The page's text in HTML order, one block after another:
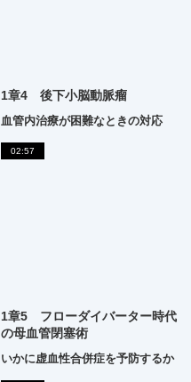
1章4 後下小脳動脈瘤
血管内治療が困難なときの対応
02:57
1章5 フローダイバーター時代
の母血管閉塞術
いかに虚血性合併症を予防するか